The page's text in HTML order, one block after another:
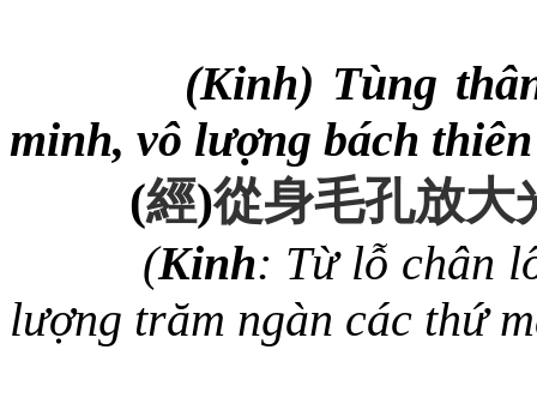
(Kinh) Tùng
minh, vô lượng bách
(經)從身毛孔放大
(Kinh: Từ lỗ chân
lượng trăm ngàn các thứ